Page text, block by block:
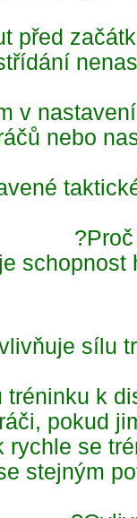
před
v
nebo
sílu
tréninku k
pokud
rychle se
stejným